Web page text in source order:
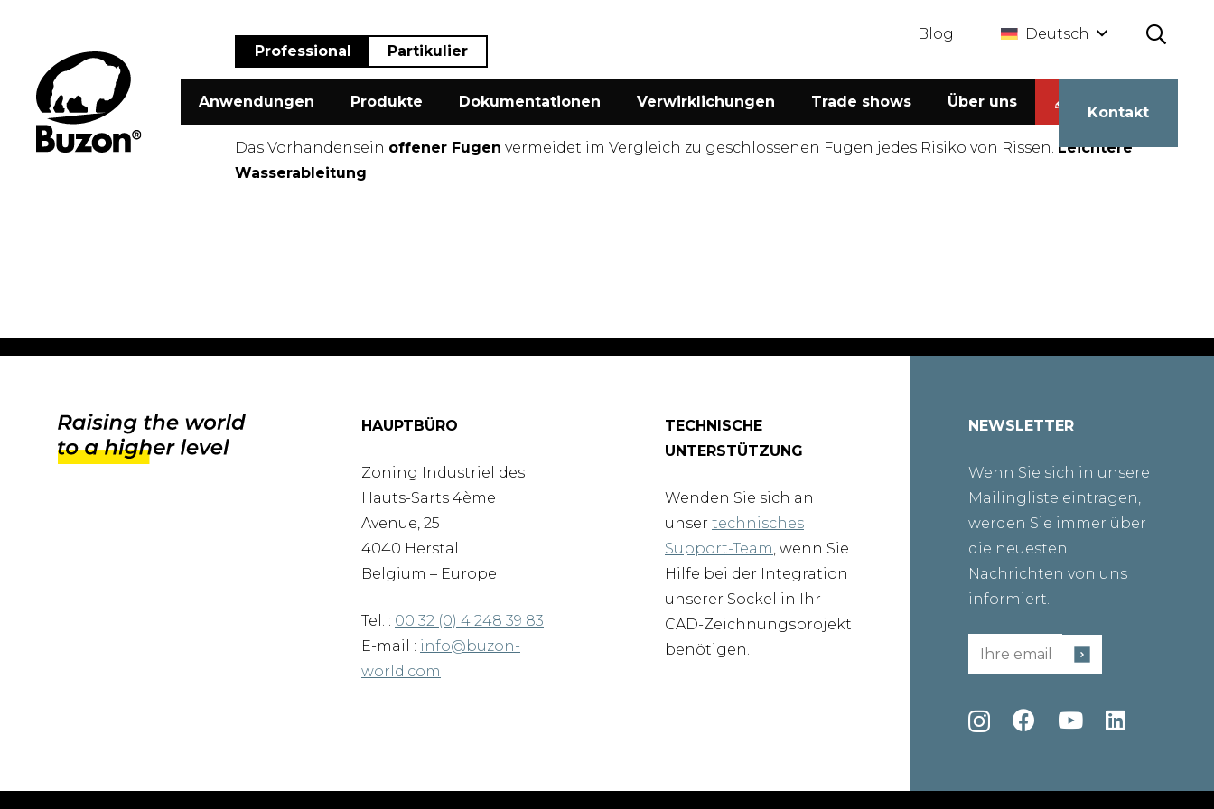
Professional Partikulier
Blog Deutsch
Anwendungen Produkte Dokumentationen Verwirklichungen Trade shows Über uns
Kontakt
Das Vorhandensein offener Fugen vermeidet im Vergleich zu geschlossenen Fugen jedes Risiko von Rissen. Leichtere
Wasserableitung
HAUPTBÜRO
Zoning Industriel des
Hauts-Sarts 4ème
Avenue, 25
4040 Herstal
Belgium – Europe
Tel. : 00 32 (0) 4 248 39 83
E-mail : info@buzon-
world.com
TECHNISCHE
UNTERSTÜTZUNG
Wenden Sie sich an
unser technisches
Support-Team, wenn Sie
Hilfe bei der Integration
unserer Sockel in Ihr
CAD-Zeichnungsprojekt
benötigen.
NEWSLETTER
Wenn Sie sich in unsere
Mailingliste eintragen,
werden Sie immer über
die neuesten
Nachrichten von uns
informiert.
Email
(erforderlich)